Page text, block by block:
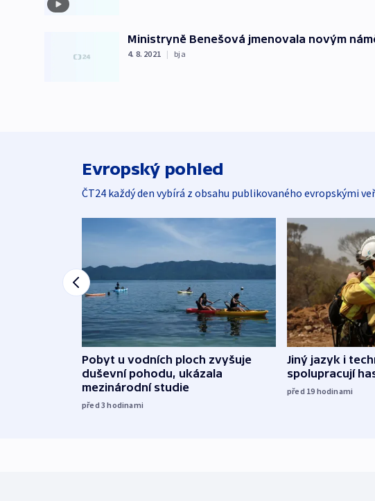
Ministryně Benešová jmenovala novým
4. 8. 2021 | bja
Evropský pohled
ČT24 každý den vybírá z obsahu publikovaného evropskými
Pobyt u vodních ploch zvyšuje
duševní pohodu, ukázala
mezinárodní studie
před 3hodinami
Jiný jazyk i
spolupracují
před 19 hodinami